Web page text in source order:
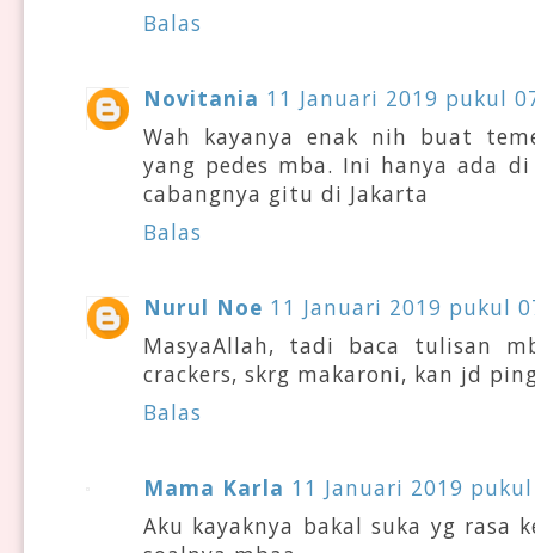
Balas
Novitania 11 Januari 2019 pukul
Wah kayanya enak nih buat
yang pedes mba. Ini hanya ada
cabangnya gitu di Jakarta
Balas
Nurul Noe 11 Januari 2019 pukul
MasyaAllah, tadi baca tulisan
crackers, skrg makaroni, kan jd
Balas
Mama Karla 11 Januari 2019
Aku kayaknya bakal suka yg rasa